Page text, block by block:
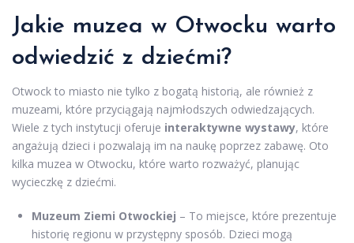
Jakie muzea w Otwocku warto
odwiedzić z dziećmi?
Otwock to miasto nie tylko z bogatą historią, ale również z
muzeami, które przyciągają najmłodszych odwiedzających.
Wiele z tych instytucji oferuje interaktywne wystawy, które
angażują dzieci i pozwalają im na naukę poprzez zabawę. Oto
kilka muzea w Otwocku, które warto rozważyć, planując
wycieczkę z dziećmi.
Muzeum Ziemi Otwockiej – To miejsce, które prezentuje
historię regionu w przystępny sposób. Dzieci mogą